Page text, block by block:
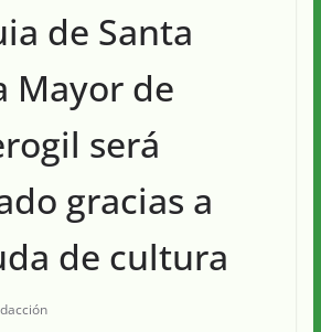
de Santa
Mayor de
será
gracias a
de cultura